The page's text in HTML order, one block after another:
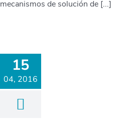
mecanismos de solución de [...]
15
04, 2016